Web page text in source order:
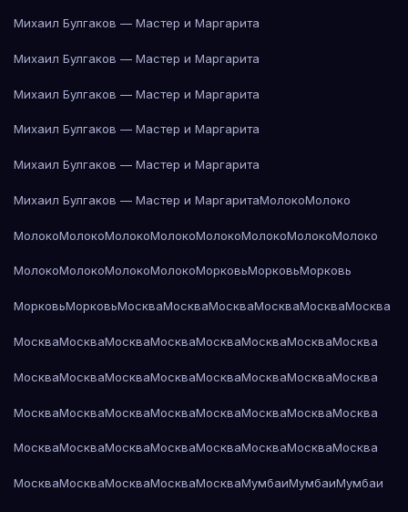
Михаил Булгаков — Мастер и Маргарита
Михаил Булгаков — Мастер и Маргарита
Михаил Булгаков — Мастер и Маргарита
Михаил Булгаков — Мастер и Маргарита
Михаил Булгаков — Мастер и Маргарита
Михаил Булгаков — Мастер и МаргаритаМолокоМолоко
МолокоМолокоМолокоМолокоМолокоМолокоМолокоМолоко
МолокоМолокоМолокоМолокоМорковьМорковьМорковь
МорковьМорковьМоскваМоскваМоскваМоскваМоскваМосква
МоскваМоскваМоскваМоскваМоскваМоскваМоскваМосква
МоскваМоскваМоскваМоскваМоскваМоскваМоскваМосква
МоскваМоскваМоскваМоскваМоскваМоскваМоскваМосква
МоскваМоскваМоскваМоскваМоскваМоскваМоскваМосква
МоскваМоскваМоскваМоскваМоскваМумбаиМумбаиМумбаи